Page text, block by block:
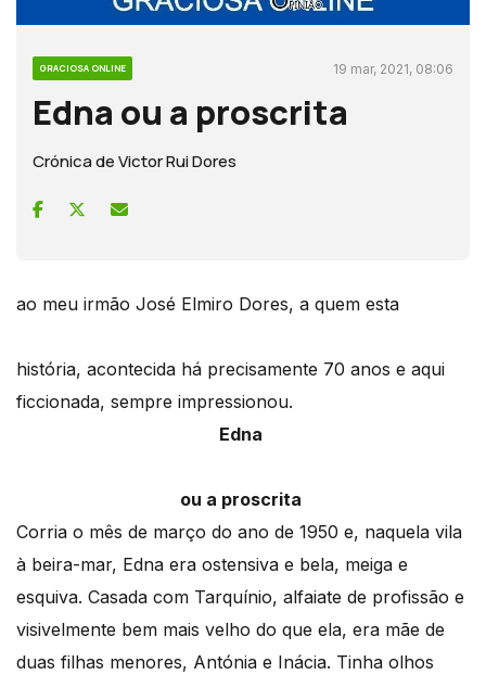
GRACIOSA ONLINE 19 mar, 2021, 08:06
Edna ou a proscrita
Crónica de Victor Rui Dores
ao meu irmão José Elmiro Dores, a quem esta
história, acontecida há precisamente 70 anos e aqui
ficcionada, sempre impressionou.
Edna
ou a proscrita
Corria o mês de março do ano de 1950 e, naquela vila
à beira-mar, Edna era ostensiva e bela, meiga e
esquiva. Casada com Tarquínio, alfaiate de profissão e
visivelmente bem mais velho do que ela, era mãe de
duas filhas menores, Antónia e Inácia. Tinha olhos